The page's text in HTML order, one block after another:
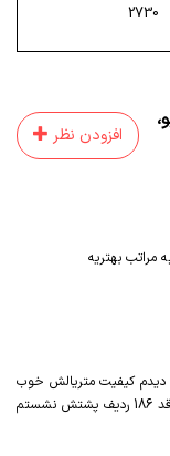
2730
،
افزودن نظر
دیدم کیفیت متریالش خوب
بنظر میرسید و ماشین جاداریم هست من با قد 186 ردیف پشتش نشستم